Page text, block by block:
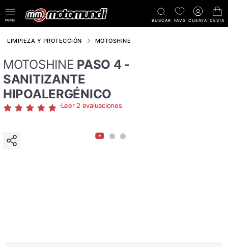
MENÚ BUSCAR FAVS CUENTA CESTA
LIMPIEZA Y PROTECCIÓN MOTOSHINE
MOTOSHINE PASO 4 -
SANITIZANTE
HIPOALERGÉNICO
·Leer 2 evaluaciones